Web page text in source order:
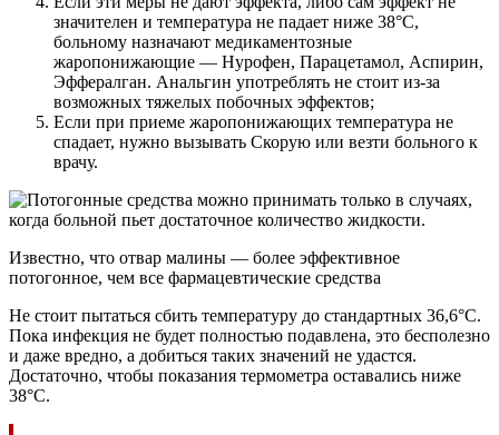
значителен и температура не падает ниже 38°С,
больному назначают медикаментозные
жаропонижающие — Нурофен, Парацетамол, Аспирин,
Эффералган. Анальгин употреблять не стоит из-за
возможных тяжелых побочных эффектов;
Если при приеме жаропонижающих температура не
спадает, нужно вызывать Скорую или везти больного к
врачу.
Известно, что отвар малины — более эффективное
потогонное, чем все фармацевтические средства
Не стоит пытаться сбить температуру до стандартных 36,6°С.
Пока инфекция не будет полностью подавлена, это бесполезно
и даже вредно, а добиться таких значений не удастся.
Достаточно, чтобы показания термометра оставались ниже
38°С.